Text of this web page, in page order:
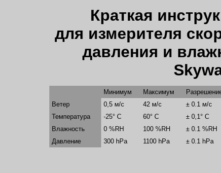
Краткая
для измерителя
давления и
Минимум Максимум
Ветер
0,5 м/с 42 м/с
± 0.1 м/с
Температура
-25° С 60° С
± 0,1° С
Влажность
0 %RH 100 %RH
± 0.1 %RH
Давление
300 hPa 1100 hPa ± 0.1 hPa